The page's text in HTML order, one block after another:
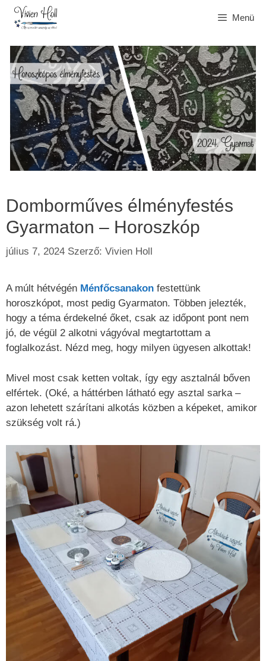
Kilépés
Menü
Domborműves élményfestés
Gyarmaton – Horoszkóp
július 7, 2024 Szerző: Vivien Holl
A múlt hétvégén Ménfőcsanakon festettünk
horoszkópot, most pedig Gyarmaton. Többen jelezték,
hogy a téma érdekelné őket, csak az időpont pont nem
jó, de végül 2 alkotni vágyóval megtartottam a
foglalkozást. Nézd meg, hogy milyen ügyesen alkottak!
Mivel most csak ketten voltak, így egy asztalnál bőven
elfértek. (Oké, a háttérben látható egy asztal sarka –
azon lehetett szárítani alkotás közben a képeket, amikor
szükség volt rá.)